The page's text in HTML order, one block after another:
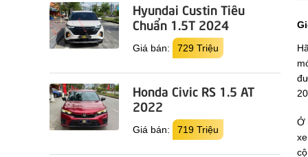
Ở
Hyundai Custin Tiêu
Chuẩn 1.5T 2024
Giá bán: 729 Triệu
Honda Civic RS 1.5 AT
2022
Giá bán: 719 Triệu